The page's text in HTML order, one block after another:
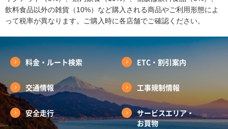
飲料食品以外の雑貨（10%）など購入される商品やご利用形態によ
って税率が異なります。ご購入時に各店舗でご確認ください。
料金・ルート検索 ETC・割引案内
交通情報 工事規制情報
安全走行
サービスエリア・
お買物